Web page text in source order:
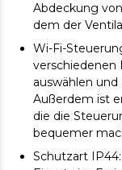
Abdeckung
dem der
Wi-Fi-
verschiedenen
auswählen
Außerdem ist
die die
bequemer
Schutzart